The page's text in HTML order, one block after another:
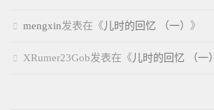
mengxin发表在《 儿时的回忆 （一） 》
XRumer23Gob发表在《 儿时的回忆 （一）